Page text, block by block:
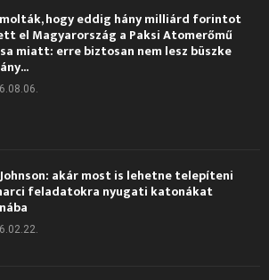
hogy eddig hány milliárd forintot
el Magyarország a Paksi Atomerőmű
miatt: erre biztosan nem lesz büszke
akár most is lehetne telepíteni
feladatokra nyugati katonákat